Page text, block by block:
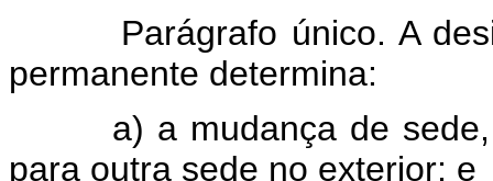
Parágrafo único. A
permanente determina:
a) a mudança de
para outra sede no exterior; e